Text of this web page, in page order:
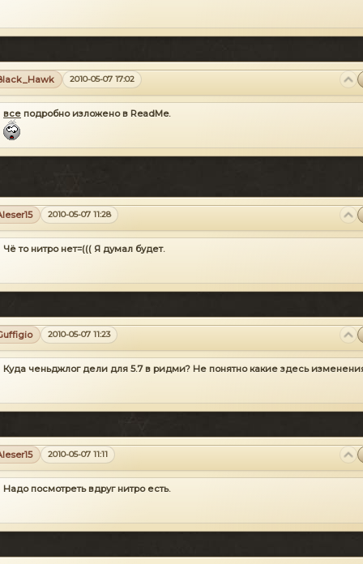
2010-05-07 17:02
все подробно изложено в ReadMe.
2010-05-07 11:28
Чё то нитро нет=((( Я думал будет.
2010-05-07 11:23
Куда ченьджлог дели для 5.7 в ридми? Не понятно какие здесь
2010-05-07 11:11
Надо посмотреть вдруг нитро есть.